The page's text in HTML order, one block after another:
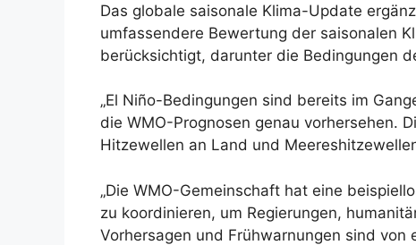
Das globale saisonale Klima-Update
umfassendere Bewertung der saisonalen
berücksichtigt, darunter die Bedingungen
„El Niño-Bedingungen sind bereits im
die WMO-Prognosen genau vorhersehen.
Hitzewellen an Land und
„Die WMO-Gemeinschaft hat eine
zu koordinieren, um Regierungen,
Vorhersagen und Frühwarnungen sind